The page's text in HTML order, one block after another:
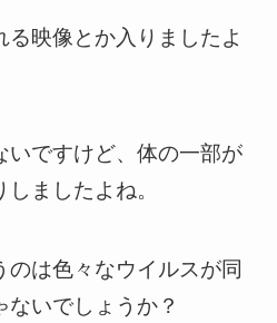
映像とか入りましたよ
いですけど、体の一部が
ましたよね。
のは色々なウイルスが同
いでしょうか？